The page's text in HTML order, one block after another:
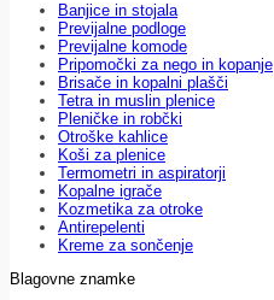
Banjice in stojala
Previjalne podloge
Previjalne komode
Pripomočki za nego in kopanje
Brisače in kopalni plašči
Tetra in muslin plenice
Pleničke in robčki
Otroške kahlice
Koši za plenice
Termometri in aspiratorji
Kopalne igrače
Kozmetika za otroke
Antirepelenti
Kreme za sončenje
Blagovne znamke